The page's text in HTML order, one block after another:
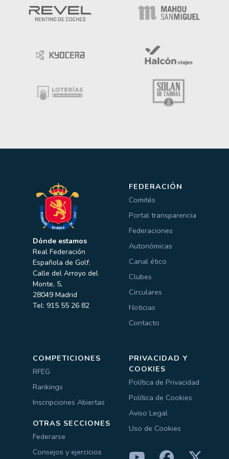
Dónde estamos
Real Federación
Española de Golf.
Calle del Arroyo del
Monte, 5,
28049 Madrid
Tel: 915 55 26 82
FEDERACIÓN
Comités
Portal transparencia
Federaciones
Autonómicas
Canal ético
Clubes
Circulares
Noticias
Contacto
COMPETICIONES
RFEG
Rankings
Inscripciones Abiertas
OTRAS SECCIONES
Federarse
Consejos y ejercicios
PRIVACIDAD Y
COOKIES
Política de Privacidad
Política de Cookies
Aviso Legal
Uso de Cookies